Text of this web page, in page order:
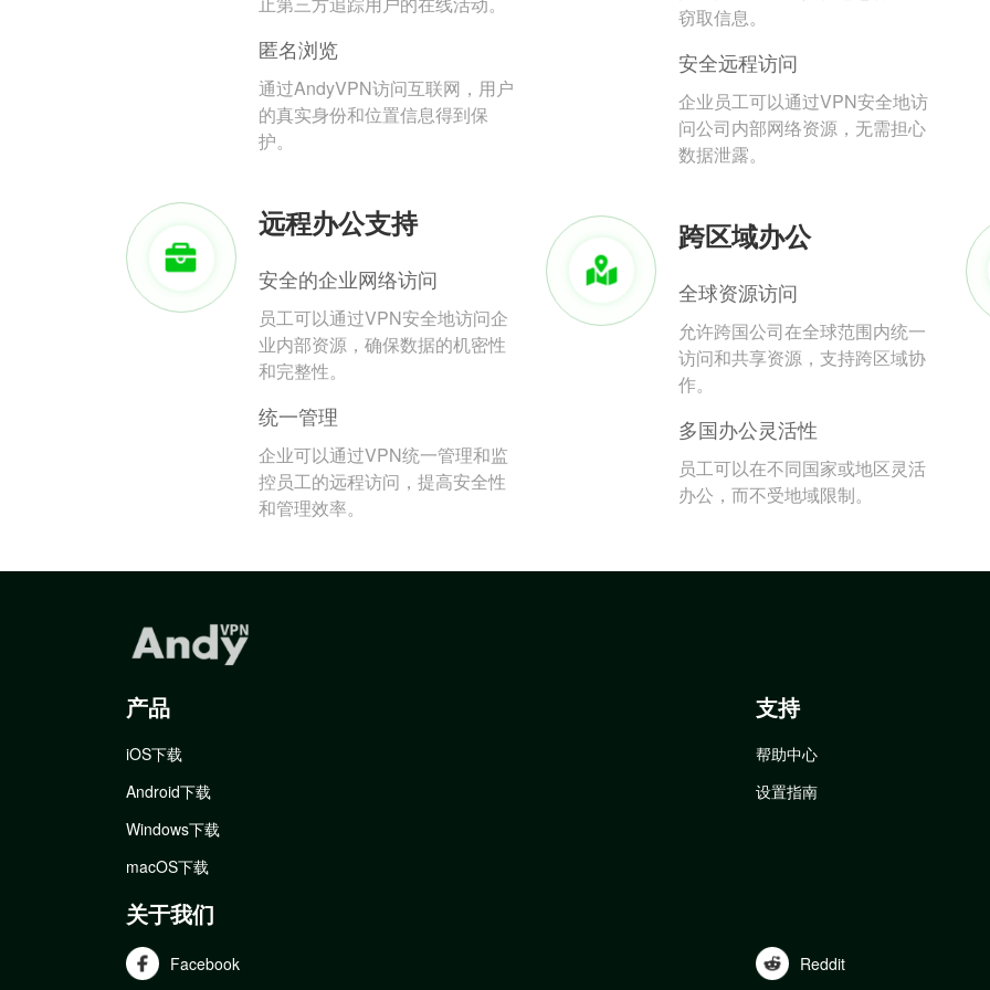
匿名浏览
通过AndyVPN访问互联网，用户
的真实身份和位置信息得到保
护。
窃取信息。
安全远程访问
企业员工可以通过VPN安全地访
问公司内部网络资源，无需担心
数据泄露。
远程办公支持
安全的企业网络访问
员工可以通过VPN安全地访问企
业内部资源，确保数据的机密性
和完整性。
统一管理
企业可以通过VPN统一管理和监
控员工的远程访问，提高安全性
和管理效率。
跨区域办公
全球资源访问
允许跨国公司在全球范围内统一
访问和共享资源，支持跨区域协
作。
多国办公灵活性
员工可以在不同国家或地区灵活
办公，而不受地域限制。
产品
iOS下载
Android下载
Windows下载
macOS下载
支持
帮助中心
设置指南
关于我们
Facebook Reddit